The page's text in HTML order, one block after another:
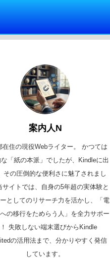
案内人N
在住の現役Webライター。 かつては
「紙の本派」でしたが、Kindleに出
その圧倒的な便利さに魅了されまし
サイトでは、自身の5年超の実体験と
としてのリサーチ力を活かし、「電
の移行をためらう人」を全力サポー
！ 失敗しない端末選びからKindle
の活用法まで、分かりやすく発信
しています。